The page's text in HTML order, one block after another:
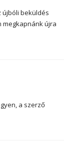
újbóli beküldés
megkapnánk újra
a szerző